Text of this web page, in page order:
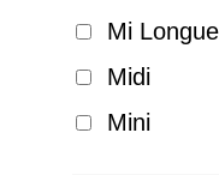
Mi Longue
Midi
Mini